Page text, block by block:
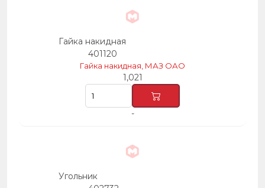
Гайка накидная
401120
Гайка накидная, МАЗ ОАО
1,021
-
Угольник